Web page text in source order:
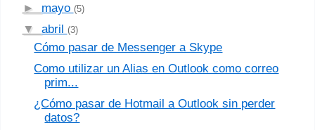
► mayo (5)
▼ abril (3)
Cómo pasar de Messenger a Skype
Como utilizar un Alias en Outlook como correo
prim...
¿Cómo pasar de Hotmail a Outlook sin perder
datos?